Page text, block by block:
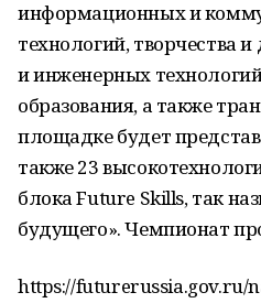
информационных и
технологий, творчества
и инженерных
образования, а также
площадке будет
также 23
блока Future Skills, так
будущего». Чемпионат
https://futurerussia.gov.ru/